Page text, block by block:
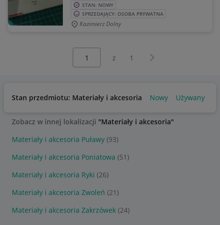
STAN: NOWY
SPRZEDAJĄCY: OSOBA PRYWATNA
Kazimierz Dolny
z 1 Następna strona
Stan przedmiotu: Materiały i akcesoria Nowy Używany
Zobacz w innej lokalizacji "Materiały i akcesoria"
Materiały i akcesoria Puławy (93)
Materiały i akcesoria Poniatowa (51)
Materiały i akcesoria Ryki (26)
Materiały i akcesoria Zwoleń (21)
Materiały i akcesoria Zakrzówek (24)